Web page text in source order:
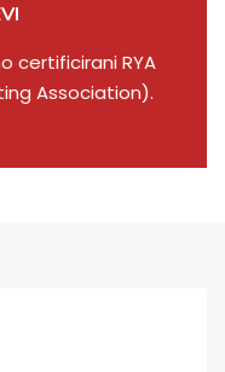
certificirani RYA
Association).